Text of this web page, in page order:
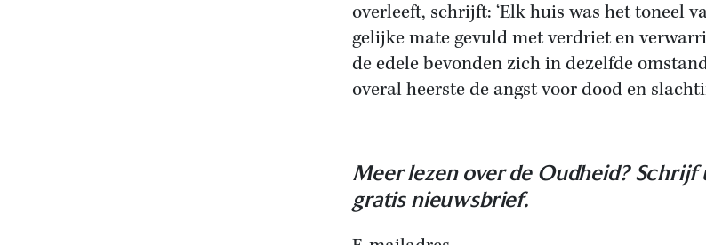
overleeft, schrijft: ‘Elk huis was het toneel
gelijke mate gevuld met verdriet en
de edele bevonden zich in dezelfde
overal heerste de angst voor dood en
Meer lezen over de Oudheid? Schrijf
gratis nieuwsbrief.